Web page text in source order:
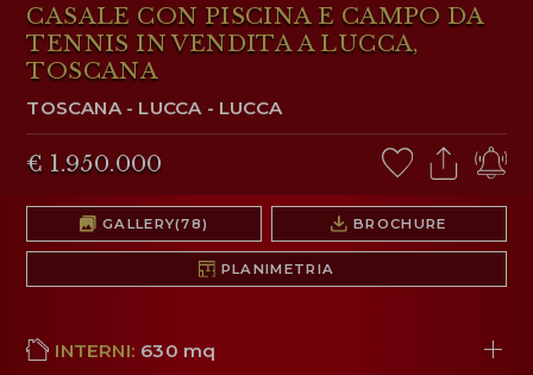
CASALE CON PISCINA E CAMPO DA
TENNIS IN VENDITA A LUCCA,
TOSCANA
TOSCANA- LUCCA- LUCCA
€ 1.950.000
GALLERY(78) BROCHURE
PLANIMETRIA
INTERNI: 630 mq